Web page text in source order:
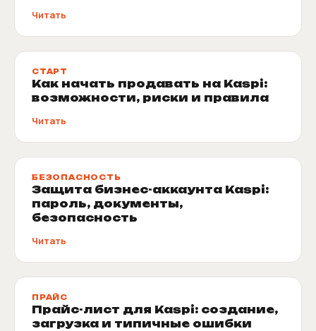
Читать
СТАРТ
Как начать продавать на Kaspi:
возможности, риски и правила
Читать
БЕЗОПАСНОСТЬ
Защита бизнес-аккаунта Kaspi:
пароль, документы,
безопасность
Читать
ПРАЙС
Прайс-лист для Kaspi: создание,
загрузка и типичные ошибки